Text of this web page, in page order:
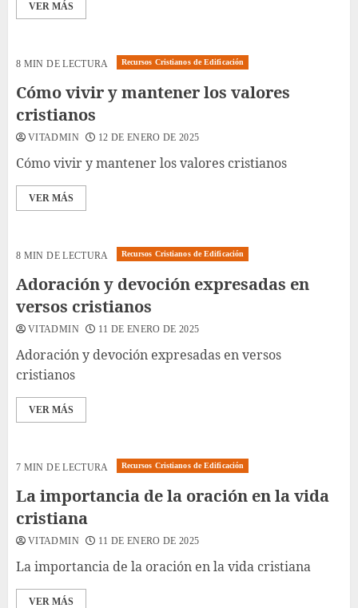
VER MÁS
8 MIN DE LECTURA Recursos Cristianos de Edificación
Cómo vivir y mantener los valores
cristianos
VITADMIN 12 DE ENERO DE 2025
Cómo vivir y mantener los valores cristianos
VER MÁS
8 MIN DE LECTURA Recursos Cristianos de Edificación
Adoración y devoción expresadas en
versos cristianos
VITADMIN 11 DE ENERO DE 2025
Adoración y devoción expresadas en versos
cristianos
VER MÁS
7 MIN DE LECTURA Recursos Cristianos de Edificación
La importancia de la oración en la vida
cristiana
VITADMIN 11 DE ENERO DE 2025
La importancia de la oración en la vida cristiana
VER MÁS